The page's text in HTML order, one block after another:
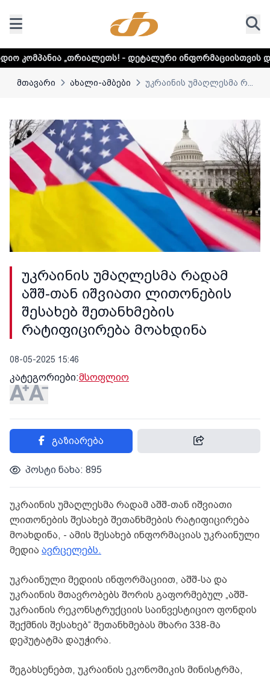
- დეტალური ინფორმაციისთვის დააკლიკეთ ლინკს
მთავარი ახალი-ამბები უკრაინის უმაღლესმა რ...
უკრაინის უმაღლესმა რადამ
აშშ-თან იშვიათი ლითონების
შესახებ შეთანხმების
რატიფიცირება მოახდინა
08-05-2025 15:46
კატეგორიები:მსოფლიო
გაზიარება
პოსტი ნახა: 895
უკრაინის უმაღლესმა რადამ აშშ-თან იშვიათი
ლითონების შესახებ შეთანხმების რატიფიცირება
მოახდინა, - ამის შესახებ ინფორმაციას უკრაინული
მედია ავრცელებს.
უკრაინული მედიის ინფორმაციით, აშშ-სა და
უკრაინის მთავრობებს შორის გაფორმებულ „აშშ-
უკრაინის რეკონსტრუქციის საინვესტიციო ფონდის
შექმნის შესახებ“ შეთანხმებას მხარი 338-მა
დეპუტატმა დაუჭირა.
შეგახსენებთ, უკრაინის ეკონომიკის მინისტრმა,